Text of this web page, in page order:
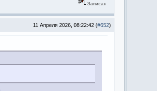
Записан
11 Апреля 2026, 08:22:42 (#652)